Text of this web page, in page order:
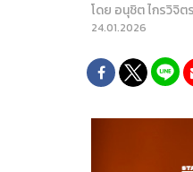
โดย อนุชิต ไกรวิจิตร
24.01.2026